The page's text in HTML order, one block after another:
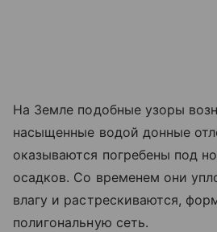
На Земле подобные узоры
насыщенные водой донные
оказываются погребены под
осадков. Со временем они
влагу и растрескиваются,
полигональную сеть.